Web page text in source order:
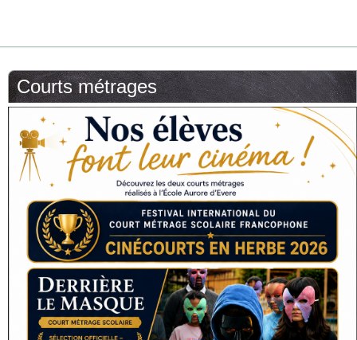
Courts métrages